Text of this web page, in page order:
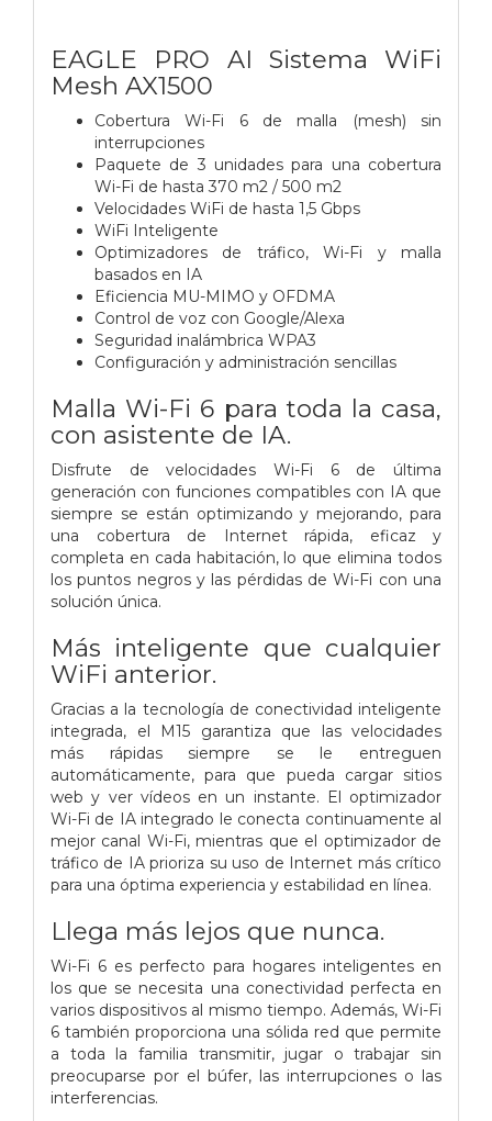
EAGLE PRO AI Sistema WiFi
Mesh AX1500
Cobertura Wi-Fi 6 de malla (mesh) sin
interrupciones
Paquete de 3 unidades para una cobertura
Wi-Fi de hasta 370 m2 / 500 m2
Velocidades WiFi de hasta 1,5 Gbps
WiFi Inteligente
Optimizadores de tráfico, Wi-Fi y malla
basados en IA
Eficiencia MU-MIMO y OFDMA
Control de voz con Google/Alexa
Seguridad inalámbrica WPA3
Configuración y administración sencillas
Malla Wi-Fi 6 para toda la casa,
con asistente de IA.
Disfrute de velocidades Wi-Fi 6 de última
generación con funciones compatibles con IA que
siempre se están optimizando y mejorando, para
una cobertura de Internet rápida, eficaz y
completa en cada habitación, lo que elimina todos
los puntos negros y las pérdidas de Wi-Fi con una
solución única.
Más inteligente que cualquier
WiFi anterior.
Gracias a la tecnología de conectividad inteligente
integrada, el M15 garantiza que las velocidades
más rápidas siempre se le entreguen
automáticamente, para que pueda cargar sitios
web y ver vídeos en un instante. El optimizador
Wi-Fi de IA integrado le conecta continuamente al
mejor canal Wi-Fi, mientras que el optimizador de
tráfico de IA prioriza su uso de Internet más crítico
para una óptima experiencia y estabilidad en línea.
Llega más lejos que nunca.
Wi-Fi 6 es perfecto para hogares inteligentes en
los que se necesita una conectividad perfecta en
varios dispositivos al mismo tiempo. Además, Wi-Fi
6 también proporciona una sólida red que permite
a toda la familia transmitir, jugar o trabajar sin
preocuparse por el búfer, las interrupciones o las
interferencias.